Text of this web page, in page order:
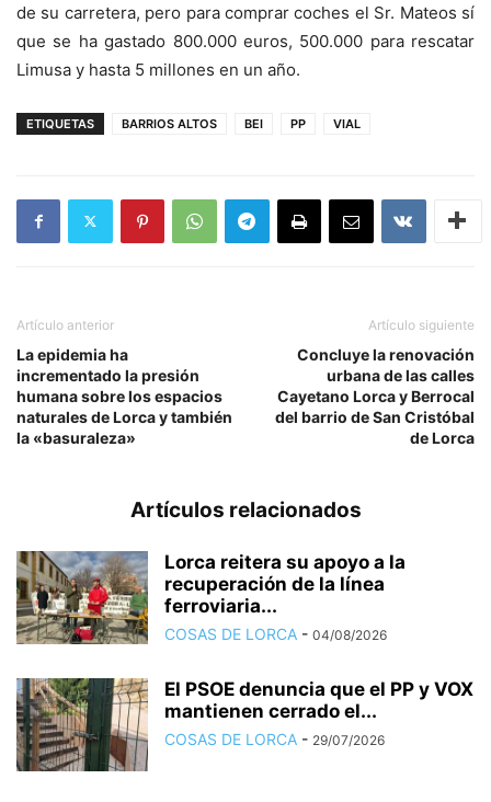
de su carretera, pero para comprar coches el Sr. Mateos sí
que se ha gastado 800.000 euros, 500.000 para rescatar
Limusa y hasta 5 millones en un año.
ETIQUETAS BARRIOS ALTOS BEI PP VIAL
Artículo anterior
La epidemia ha
incrementado la presión
humana sobre los espacios
naturales de Lorca y también
la «basuraleza»
Artículo siguiente
Concluye la renovación
urbana de las calles
Cayetano Lorca y Berrocal
del barrio de San Cristóbal
de Lorca
Artículos relacionados
Lorca reitera su apoyo a la
recuperación de la línea
ferroviaria...
COSAS DE LORCA - 04/08/2026
El PSOE denuncia que el PP y VOX
mantienen cerrado el...
COSAS DE LORCA - 29/07/2026